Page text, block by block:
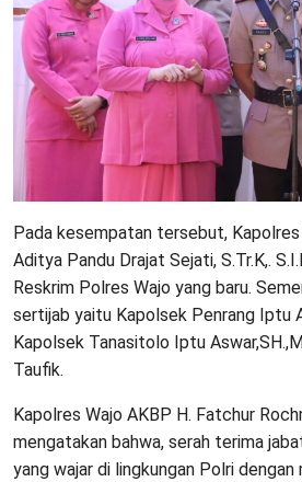
Pada kesempatan tersebut,
Aditya Pandu Drajat Sejati, S.Tr.K,.
Reskrim Polres Wajo yang baru.
sertijab yaitu Kapolsek Penrang Iptu
Kapolsek Tanasitolo Iptu
Taufik.
Kapolres Wajo AKBP H. Fatchur
mengatakan bahwa, serah terima
yang wajar di lingkungan Polri dengan